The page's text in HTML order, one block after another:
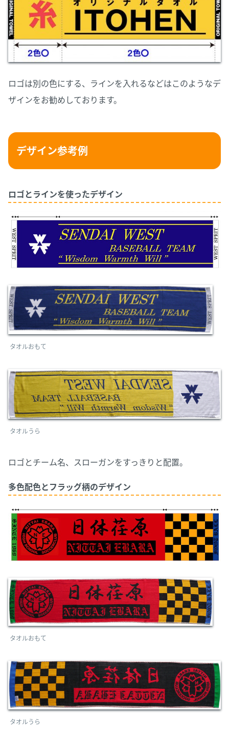
ロゴは別の色にする、ラインを入れるなどはこのようなデ
ザインをお勧めしております。
デザイン参考例
ロゴとラインを使ったデザイン
タオルおもて
タオルうら
ロゴとチーム名、スローガンをすっきりと配置。
多色配色とフラッグ柄のデザイン
タオルおもて
タオルうら